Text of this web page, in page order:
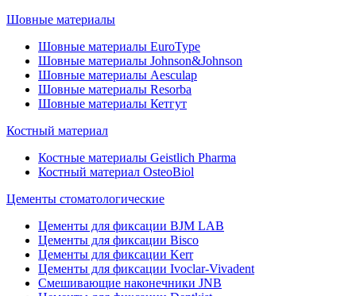
Шовные материалы
Шовные материалы EuroType
Шовные материалы Johnson&Johnson
Шовные материалы Aesculap
Шовные материалы Resorba
Шовные материалы Кетгут
Костный материал
Костные материалы Geistlich Pharma
Костный материал OsteoBiol
Цементы стоматологические
Цементы для фиксации BJM LAB
Цементы для фиксации Bisco
Цементы для фиксации Kerr
Цементы для фиксации Ivoclar-Vivadent
Смешивающие наконечники JNB